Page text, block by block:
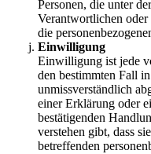
Personen, die unter
Verantwortlichen oder
die
Einwilligung
Einwilligung ist jede
den bestimmten Fall
unmissverständlich
einer Erklärung oder
bestätigenden
verstehen gibt, dass
betreffenden